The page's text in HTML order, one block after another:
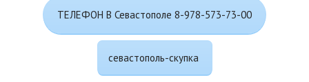
ТЕЛЕФОН В Севастополе 8-978-573-73-00
севастополь-скупка